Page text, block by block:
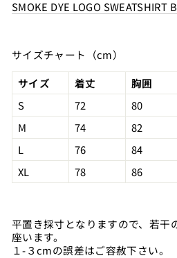
SMOKE DYE LOGO SWEATSHIRT
サイズチャート（cm）
サイズ
着丈 胸囲
S
72 80
M
74 82
L
76 84
XL
78 86
平置き採寸となりますので、若干
座います。
１-３cmの誤差はご容赦下さい。